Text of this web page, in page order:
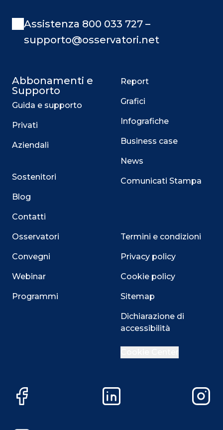
Assistenza 800 033 727 –
supporto@osservatori.net
Abbonamenti e
Supporto
Guida e supporto
Privati
Aziendali
Sostenitori
Blog
Contatti
Osservatori
Convegni
Webinar
Programmi
Report
Grafici
Infografiche
Business case
News
Comunicati Stampa
Termini e condizioni
Privacy policy
Cookie policy
Sitemap
Dichiarazione di
accessibilità
Facebook LinkedIn